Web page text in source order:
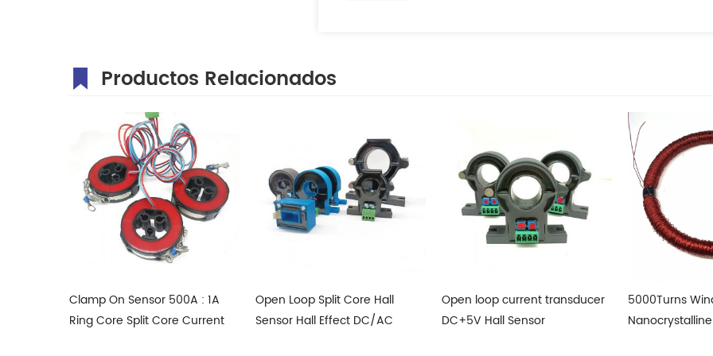
Productos Relacionados
Open Loop Split Core Hall
Sensor Hall Effect DC/AC
Open loop current transducer
DC+5V Hall Sensor
5000Turns Winding
Nanocrystalline Core Coils for
High